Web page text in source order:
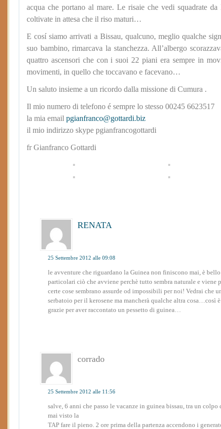
acqua che portano al mare. Le risaie che vedi squadrate
coltivate in attesa che il riso maturi…
E cosí siamo arrivati a Bissau, qualcuno, meglio qualche
suo bambino, rimarcava la stanchezza. All’albergo
quattro ascensori che con i suoi 22 piani era sempre in
movimenti, in quello che toccavano e facevano…
Un saluto insieme a un ricordo dalla missione di Cumura .
Il mio numero di telefono é sempre lo stesso 00245 6623517
la mia email pgianfranco@gottardi.biz
il mio indirizzo skype pgianfrancogottardi
fr Gianfranco Gottardi
RENATA
25 Settembre 2012 alle 09:08
le avventure che riguardano la Guinea non finiscono mai, è
particolari ciò che avviene perchè tutto sembra naturale e viene
certe cose sembrano assurde od impossibili per noi! Vedrai che
serbatoio per il kerosene ma mancherà qualche altra cosa…così
grazie per aver raccontato un pessetto di guinea…
corrado
25 Settembre 2012 alle 11:56
salve, 6 anni che passo le vacanze in guinea bissau, tra un
mai visto la
TAP fare il pieno. 2 ore prima della partenza accendono i